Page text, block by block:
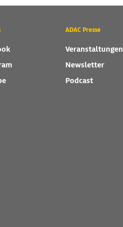
ADAC Presse
Veranstaltungen
Newsletter
Podcast